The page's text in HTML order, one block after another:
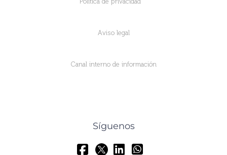
Aviso legal
Canal interno de información
Síguenos